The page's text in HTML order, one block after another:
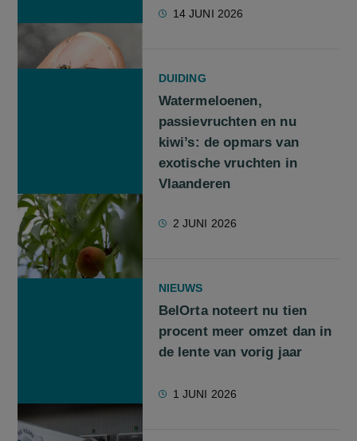
14 JUNI 2026
DUIDING
Watermeloenen,
passievruchten en nu
kiwi’s: de opmars van
exotische vruchten in
Vlaanderen
2 JUNI 2026
NIEUWS
BelOrta noteert nu tien
procent meer omzet dan in
de lente van vorig jaar
1 JUNI 2026